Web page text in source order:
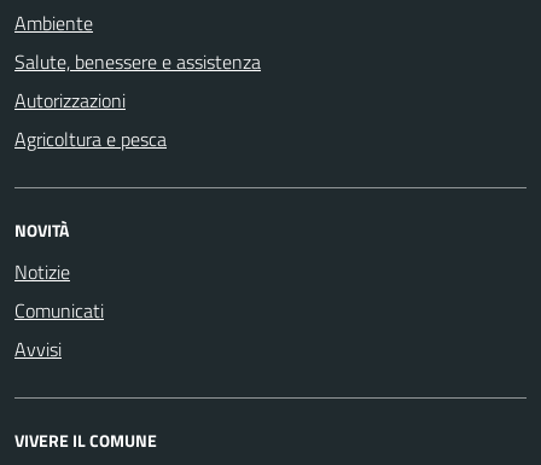
Ambiente
Salute, benessere e assistenza
Autorizzazioni
Agricoltura e pesca
NOVITÀ
Notizie
Comunicati
Avvisi
VIVERE IL COMUNE